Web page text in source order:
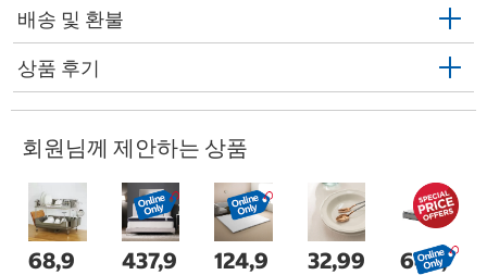
배송 및 환불
상품 후기
회원님께 제안하는 상품
68,9
437,9
124,9
32,99
649,